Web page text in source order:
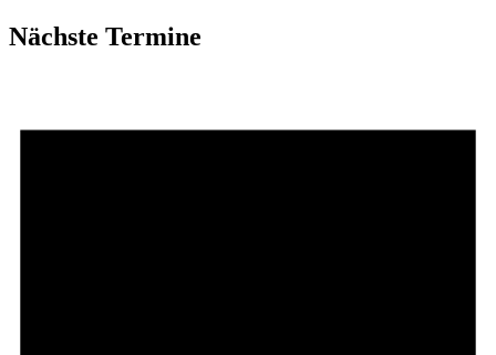
Nächste Termine